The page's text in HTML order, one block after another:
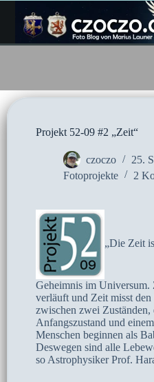
Inhalt
springen
Projekt 52-09 #2 „Zeit“
czoczo
25.
Fotoprojekte
2
„Die Zeit
Geheimnis im Universum.
verläuft und Zeit misst den
zwischen zwei Zuständen,
Anfangszustand und
Menschen beginnen als
Deswegen sind alle
so Astrophysiker Prof.